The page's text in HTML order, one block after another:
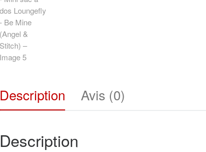
Description Avis (0)
Description